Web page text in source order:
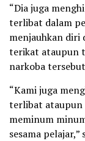
“Dia juga
terlibat dalam
menjauhkan diri
terikat ataupun
narkoba
“Kami juga
terlibat ataupun
meminum
sesama pelajar,”